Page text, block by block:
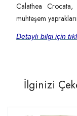
Calathea
muhteşem
Detaylı bilgi için
İlginizi